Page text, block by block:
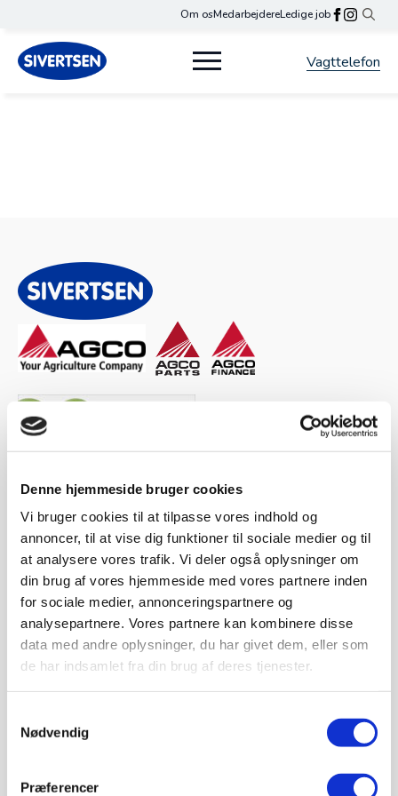
Denne hjemmeside bruger cookies
Vi bruger cookies til at tilpasse vores indhold og
annoncer, til at vise dig funktioner til sociale medier og til
at analysere vores trafik. Vi deler også oplysninger om
din brug af vores hjemmeside med vores partnere inden
for sociale medier, annonceringspartnere og
analysepartnere. Vores partnere kan kombinere disse
data med andre oplysninger, du har givet dem, eller som
de har indsamlet fra din brug af deres tjenester.
Nødvendig
Præferencer
Om osMedarbejdereLedige job
for:
Sivertsen shop
Kramp
Vagttelefon
Sivertsen A/S Roskilde
Københavnsvej 282
4000 Roskilde
+45 4675 5522
E-mail:info@sivertsenas.dk
CVR.nr. 27985580
Butik og salgsafdeling
Mandag-torsdag kl. 7.30-16.00
Fredag kl. 7.30-15.00
Mandag-torsdag kl. 7.30-16.00
Fredag kl. 7.30-12.30
Værksted: 40625522